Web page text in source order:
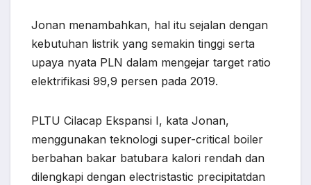
Jonan menambahkan, hal itu sejalan dengan
kebutuhan listrik yang semakin tinggi serta
upaya nyata PLN dalam mengejar target ratio
elektrifikasi 99,9 persen pada 2019.
PLTU Cilacap Ekspansi I, kata Jonan,
menggunakan teknologi super-critical boiler
berbahan bakar batubara kalori rendah dan
dilengkapi dengan electristastic precipitatdan